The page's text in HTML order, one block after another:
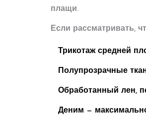
плащи.
Если рассматривать,
Трикотаж средней
Полупрозрачные
Обработанный лен,
Деним —